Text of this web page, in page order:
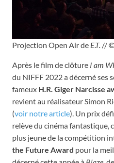
Projection Open Air de E.T. //
Après le film de clôture I am
du NIFFF 2022 a décerné ses
fameux H.R. Giger Narcisse
revient au réalisateur Simon
(voir notre article). Un prix
relève du cinéma fantastique,
plus jeune de la compétition
the Future Award pour la